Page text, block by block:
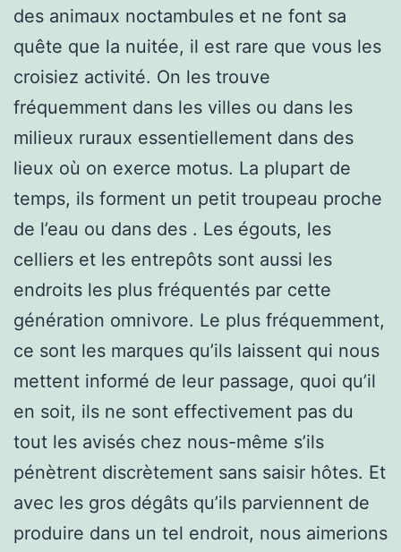
des animaux noctambules et ne font sa
quête que la nuitée, il est rare que vous les
croisiez activité. On les trouve
fréquemment dans les villes ou dans les
milieux ruraux essentiellement dans des
lieux où on exerce motus. La plupart de
temps, ils forment un petit troupeau proche
de l’eau ou dans des . Les égouts, les
celliers et les entrepôts sont aussi les
endroits les plus fréquentés par cette
génération omnivore. Le plus fréquemment,
ce sont les marques qu’ils laissent qui nous
mettent informé de leur passage, quoi qu’il
en soit, ils ne sont effectivement pas du
tout les avisés chez nous-même s’ils
pénètrent discrètement sans saisir hôtes. Et
avec les gros dégâts qu’ils parviennent de
produire dans un tel endroit, nous aimerions